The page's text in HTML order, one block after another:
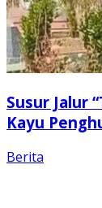
Susur Jalur
Kayu
Berita